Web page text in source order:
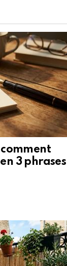
3 phrases